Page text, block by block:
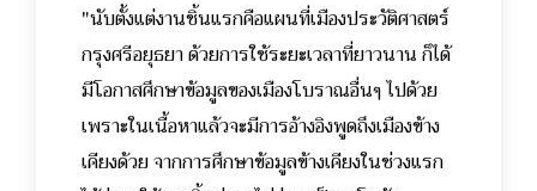
"นับตั้งแต่งานชิ้นแรกคือแผนที่เมืองประวัติศาสตร์
กรุงศรีอยุธยา ด้วยการใช้ระยะเวลาที่ยาวนาน ก็ได้
มีโอกาสศึกษาข้อมูลของเมืองโบราณอื่นๆ ไปด้วย
เพราะในเนื้อหาแล้วจะมีการอ้างอิงพูดถึงเมืองข้าง
เคียงด้วย จากการศึกษาข้อมูลข้างเคียงในช่วงแรก